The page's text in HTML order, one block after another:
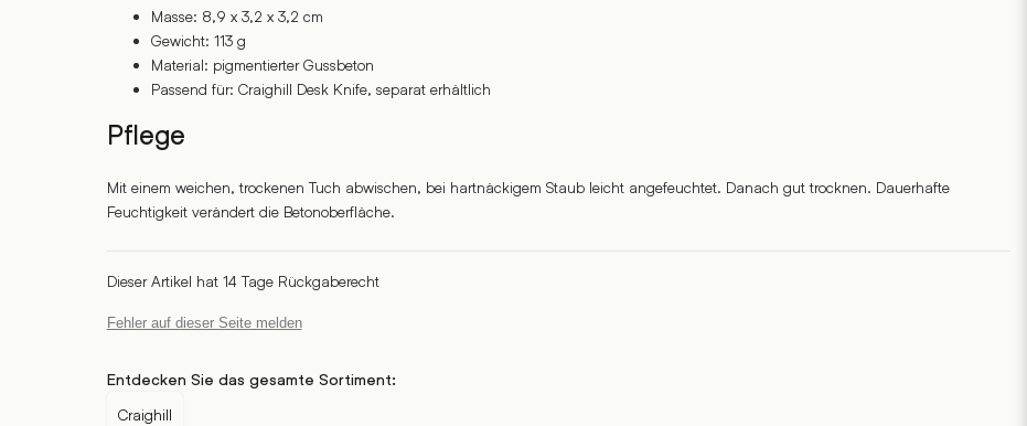
Masse: 8,9 x 3,2 x 3,2 cm
Gewicht: 113 g
Material: pigmentierter Gussbeton
Passend für: Craighill Desk Knife, separat erhältlich
Pflege
Mit einem weichen, trockenen Tuch abwischen, bei hartnäckigem Staub leicht angefeuchtet. Danach gut trocknen. Dauerhafte
Feuchtigkeit verändert die Betonoberfläche.
Dieser Artikel hat 14 Tage Rückgaberecht
Fehler auf dieser Seite melden
Entdecken Sie das gesamte Sortiment:
Craighill